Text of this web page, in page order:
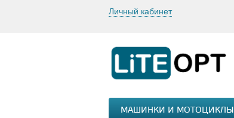
Личный кабинет
МАШИНКИ И МОТОЦИКЛЫ